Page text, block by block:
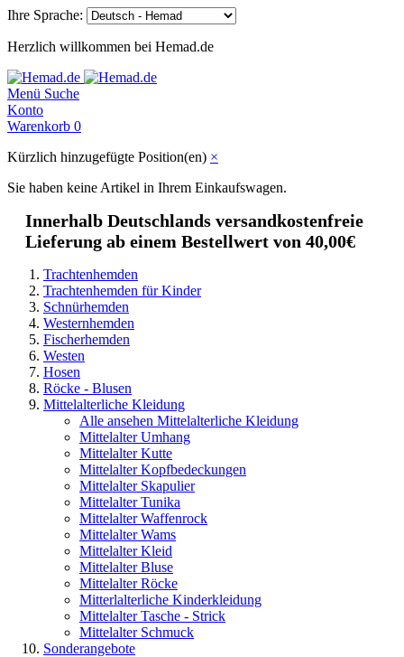
Ihre Sprache:
Herzlich willkommen bei Hemad.de
Menü Suche
Konto
Warenkorb 0
Kürzlich hinzugefügte Position(en) ×
Sie haben keine Artikel in Ihrem Einkaufswagen.
Innerhalb Deutschlands versandkostenfreie
Lieferung ab einem Bestellwert von 40,00€
Trachtenhemden
Trachtenhemden für Kinder
Schnürhemden
Westernhemden
Fischerhemden
Westen
Hosen
Röcke - Blusen
Mittelalterliche Kleidung
Alle ansehen Mittelalterliche Kleidung
Mittelalter Umhang
Mittelalter Kutte
Mittelalter Kopfbedeckungen
Mittelalter Skapulier
Mittelalter Tunika
Mittelalter Waffenrock
Mittelalter Wams
Mittelalter Kleid
Mittelalter Bluse
Mittelalter Röcke
Mitterlalterliche Kinderkleidung
Mittelalter Tasche - Strick
Mittelalter Schmuck
Sonderangebote